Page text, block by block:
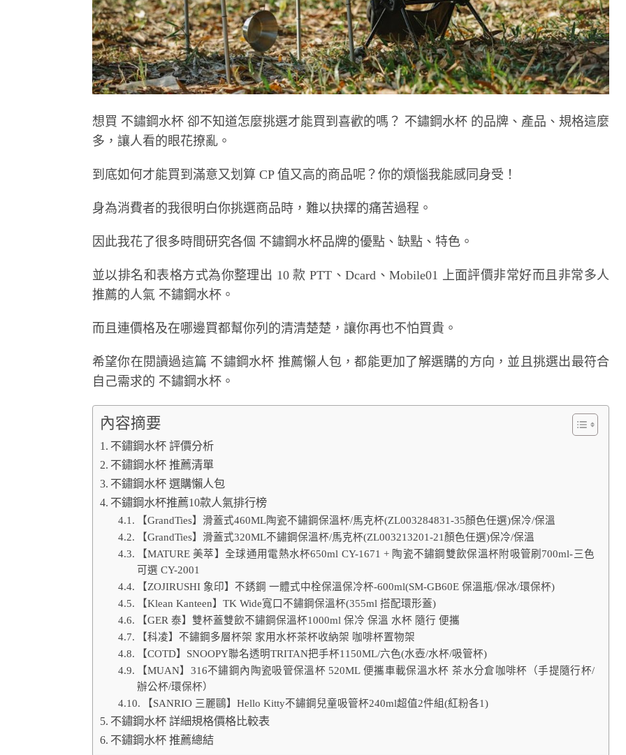
想買 不鏽鋼水杯 卻不知道怎麼挑選才能買到喜歡的嗎？ 不鏽鋼水杯 的品牌、產品、規格這麼
多，讓人看的眼花撩亂。
到底如何才能買到滿意又划算 CP 值又高的商品呢？你的煩惱我能感同身受！
身為消費者的我很明白你挑選商品時，難以抉擇的痛苦過程。
因此我花了很多時間研究各個 不鏽鋼水杯品牌的優點、缺點、特色。
並以排名和表格方式為你整理出 10 款 PTT、Dcard、Mobile01 上面評價非常好而且非常多人
推薦的人氣 不鏽鋼水杯。
而且連價格及在哪邊買都幫你列的清清楚楚，讓你再也不怕買貴。
希望你在閱讀過這篇 不鏽鋼水杯 推薦懶人包，都能更加了解選購的方向，並且挑選出最符合
自己需求的 不鏽鋼水杯。
內容摘要
不鏽鋼水杯 評價分析
不鏽鋼水杯 推薦清單
不鏽鋼水杯 選購懶人包
不鏽鋼水杯推薦10款人氣排行榜
【GrandTies】滑蓋式460ML陶瓷不鏽鋼保溫杯/馬克杯(ZL003284831-35顏色任選)保冷/保溫
【GrandTies】滑蓋式320ML不鏽鋼保溫杯/馬克杯(ZL003213201-21顏色任選)保冷/保溫
【MATURE 美萃】全球通用電熱水杯650ml CY-1671 + 陶瓷不鏽鋼雙飲保溫杯附吸管刷700ml-三色
可選 CY-2001
【ZOJIRUSHI 象印】不銹鋼 一體式中栓保溫保冷杯-600ml(SM-GB60E 保溫瓶/保冰/環保杯)
【Klean Kanteen】TK Wide寬口不鏽鋼保溫杯(355ml 搭配環形蓋)
【GER 泰】雙杯蓋雙飲不鏽鋼保溫杯1000ml 保冷 保溫 水杯 隨行 便攜
【科凌】不鏽鋼多層杯架 家用水杯茶杯收納架 咖啡杯置物架
【COTD】SNOOPY聯名透明TRITAN把手杯1150ML/六色(水壺/水杯/吸管杯)
【MUAN】316不鏽鋼內陶瓷吸管保溫杯 520ML 便攜車載保溫水杯 茶水分倉咖啡杯（手提隨行杯/
辦公杯/環保杯）
【SANRIO 三麗鷗】Hello Kitty不鏽鋼兒童吸管杯240ml超值2件組(紅粉各1)
不鏽鋼水杯 詳細規格價格比較表
不鏽鋼水杯 推薦總結